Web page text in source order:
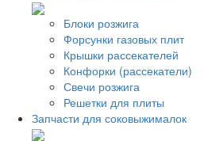
Блоки розжига
Форсунки газовых плит
Крышки рассекателей
Конфорки (рассекатели)
Свечи розжига
Решетки для плиты
Запчасти для соковыжималок